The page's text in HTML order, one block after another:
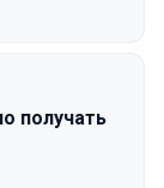
получать